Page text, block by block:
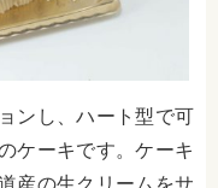
ンし、ハート型で可
ケーキです。ケーキ